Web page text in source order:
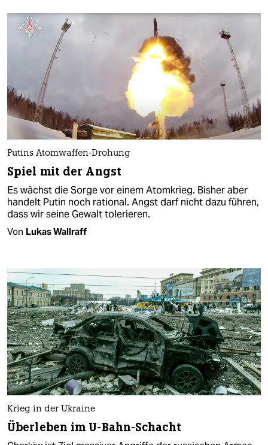
Putins Atomwaffen-Drohung
Spiel mit der Angst
Es wächst die Sorge vor einem Atomkrieg. Bisher aber
handelt Putin noch rational. Angst darf nicht dazu führen,
dass wir seine Gewalt tolerieren.
Von Lukas Wallraff
Krieg in der Ukraine
Überleben im U-Bahn-Schacht